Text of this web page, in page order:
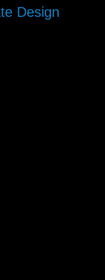
Design